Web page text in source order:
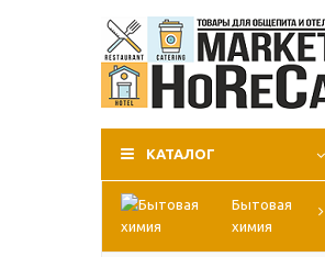
КАТАЛОГ
Бытовая
химия